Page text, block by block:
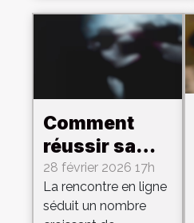
Comment
réussir sa
rencontre en
ligne avec
des
28 février 2026 17h
La rencontre en ligne
séduit un nombre